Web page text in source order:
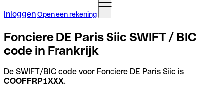
InloggenOpen een rekening
Fonciere DE Paris Siic SWIFT / BIC
code in Frankrijk
De SWIFT/BIC code voor Fonciere DE Paris Siic is
COOFFRP1XXX.